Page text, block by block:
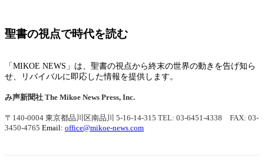
聖書の視点で時代を読む
「MIKOE NEWS」は、聖書の視点から終末の世界の動きを告げ知ら
せ、リバイバルに即応した情報を提供します。
み声新聞社 The Mikoe News Press, Inc.
〒140-0004 東京都品川区南品川 5-16-14-315 TEL: 03-6451-4338 FAX: 03-
3450-4765 Email: office@mikoe-news.com